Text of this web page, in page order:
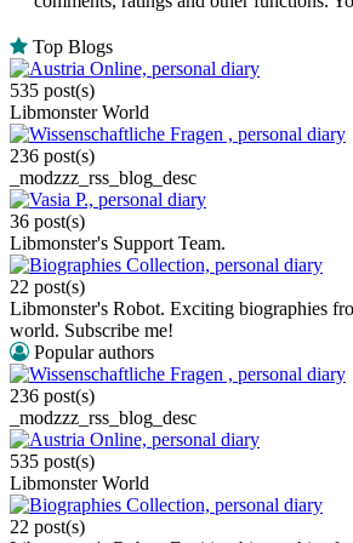
Top Blogs
Austria Online, personal diary
535 post(s)
Libmonster World
Wissenschaftliche Fragen , personal diary
236 post(s)
_modzzz_rss_blog_desc
Vasia P., personal diary
36 post(s)
Libmonster's Support Team.
Biographies Collection, personal diary
22 post(s)
Libmonster's Robot. Exciting biographies
world. Subscribe me!
Popular authors
Wissenschaftliche Fragen , personal diary
236 post(s)
_modzzz_rss_blog_desc
Austria Online, personal diary
535 post(s)
Libmonster World
Biographies Collection, personal diary
22 post(s)